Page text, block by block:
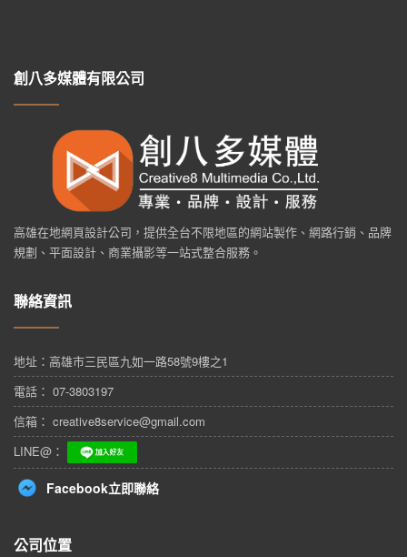
創八多媒體有限公司
高雄在地網頁設計公司，提供全台不限地區的網站製作、網路行銷、品牌
規劃、平面設計、商業攝影等一站式整合服務。
聯絡資訊
地址： 高雄市三民區九如一路58號9樓之1
電話： 07-3803197
信箱： creative8service@gmail.com
LINE@：
Facebook立即聯絡
公司位置